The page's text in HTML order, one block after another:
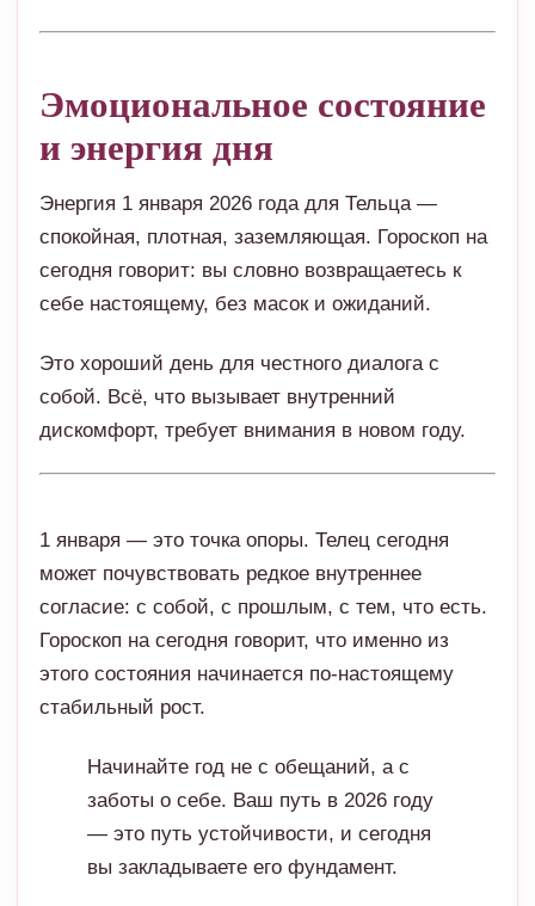
Эмоциональное состояние
и энергия дня
Энергия 1 января 2026 года для Тельца —
спокойная, плотная, заземляющая. Гороскоп на
сегодня говорит: вы словно возвращаетесь к
себе настоящему, без масок и ожиданий.
Это хороший день для честного диалога с
собой. Всё, что вызывает внутренний
дискомфорт, требует внимания в новом году.
1 января — это точка опоры. Телец сегодня
может почувствовать редкое внутреннее
согласие: с собой, с прошлым, с тем, что есть.
Гороскоп на сегодня говорит, что именно из
этого состояния начинается по-настоящему
стабильный рост.
Начинайте год не с обещаний, а с
заботы о себе. Ваш путь в 2026 году
— это путь устойчивости, и сегодня
вы закладываете его фундамент.